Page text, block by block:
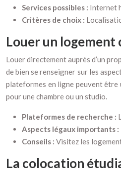
Services possibles : Internet
Critères de choix :
Louer un logement
Louer directement auprès d’un
de bien se renseigner sur les
plateformes en ligne peuvent être
pour une chambre ou un studio.
Plateformes de recherche :
Aspects légaux importants :
Conseils : Visitez les
La colocation